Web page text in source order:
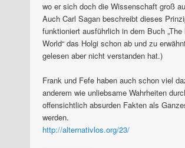
wo er sich doch die Wissenschaft groß
Auch Carl Sagan beschreibt dieses
funktioniert ausführlich in dem Buch „The
World“ das Holgi schon ab und zu
gelesen aber nicht verstanden hat.)
Frank und Fefe haben auch schon viel
anderem wie unliebsame Wahrheiten
offensichtlich absurden Fakten als
werden.
http://alternativlos.org/23/